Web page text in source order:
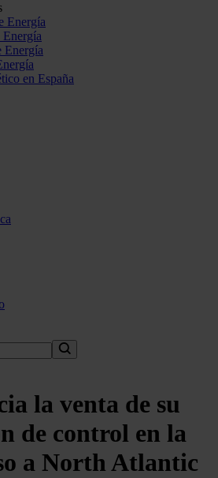
Energía
Energía
Energía
en España
la venta de su
de control en la
a North Atlantic